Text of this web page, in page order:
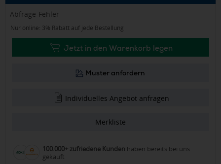
Abfrage-Fehler
Nur online: 3% Rabatt auf jede Bestellung
Jetzt in den Warenkorb legen
Muster anfordern
Individuelles Angebot anfragen
Merkliste
100.000+ zufriedene Kunden haben bereits bei uns
gekauft